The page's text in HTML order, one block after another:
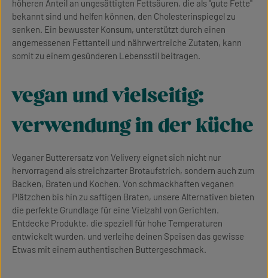
höheren Anteil an ungesättigten Fettsäuren, die als "gute Fette"
bekannt sind und helfen können, den Cholesterinspiegel zu
senken. Ein bewusster Konsum, unterstützt durch einen
angemessenen Fettanteil und nährwertreiche Zutaten, kann
somit zu einem gesünderen Lebensstil beitragen.
vegan und vielseitig:
verwendung in der küche
Veganer Butterersatz von Velivery eignet sich nicht nur
hervorragend als streichzarter Brotaufstrich, sondern auch zum
Backen, Braten und Kochen. Von schmackhaften veganen
Plätzchen bis hin zu saftigen Braten, unsere Alternativen bieten
die perfekte Grundlage für eine Vielzahl von Gerichten.
Entdecke Produkte, die speziell für hohe Temperaturen
entwickelt wurden, und verleihe deinen Speisen das gewisse
Etwas mit einem authentischen Buttergeschmack.